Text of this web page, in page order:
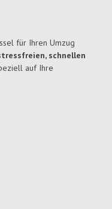
für Ihren Umzug
schnellen
auf Ihre